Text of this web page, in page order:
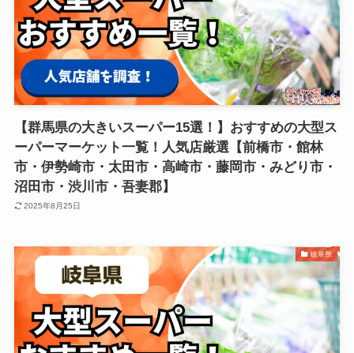
【群馬県の大きいスーパー15選！】おすすめの大型ス
ーパーマーケット一覧！人気店厳選【前橋市・館林
市・伊勢崎市・太田市・高崎市・藤岡市・みどり市・
沼田市・渋川市・吾妻郡】
2025年8月25日
岐阜県